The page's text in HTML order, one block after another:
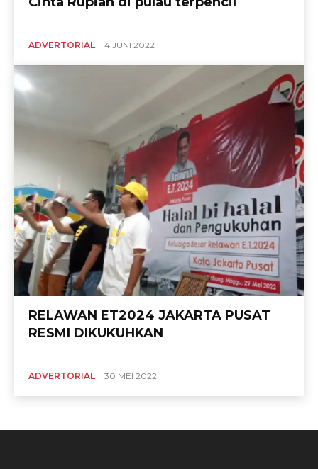
ADVERTORIAL 4 JUNI 2022
RELAWAN ET2024 JAKARTA PUSAT
RESMI DIKUKUHKAN
ADVERTORIAL 30 MEI 2022